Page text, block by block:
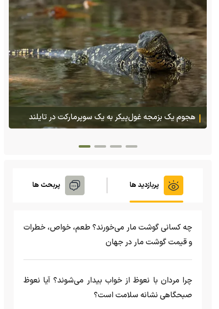
پس از ۷۰ سال؛ ببرها دوباره به سرزمین گمشده‌شان در
قزاقستان بازگشتند
پربازدید ها پربحث ها
چه کسانی گوشت مار می‌خورند؟ طعم، خواص، خطرات
و قیمت گوشت مار در جهان
چرا مردان با نعوظ از خواب بیدار می‌شوند؟ آیا نعوظ
صبحگاهی نشانه سلامت است؟